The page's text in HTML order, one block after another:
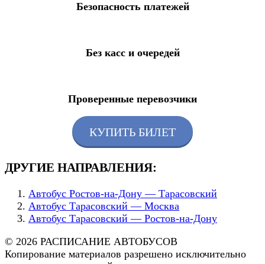
Безопасность платежей
Без касс и очередей
Проверенные перевозчики
КУПИТЬ БИЛЕТ
ДРУГИЕ НАПРАВЛЕНИЯ:
Автобус Ростов-на-Дону — Тарасовский
Автобус Тарасовский — Москва
Автобус Тарасовский — Ростов-на-Дону
© 2026 РАСПИСАНИЕ АВТОБУСОВ
Копирование материалов разрешено исключительно